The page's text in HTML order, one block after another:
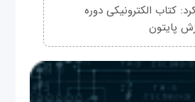
کتاب الکترونیکی دوره
پایتون